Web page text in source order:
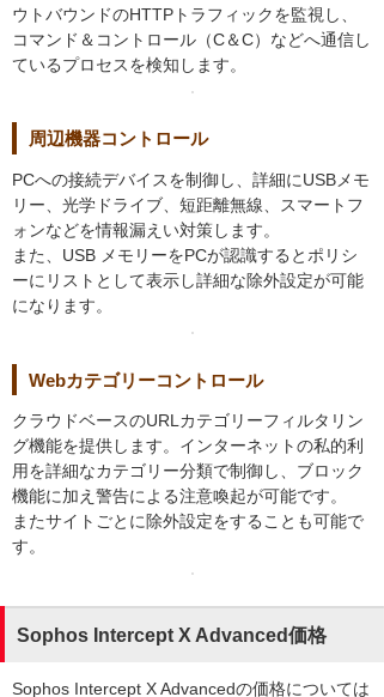
ウトバウンドのHTTPトラフィックを監視し、
コマンド＆コントロール（C＆C）などへ通信し
ているプロセスを検知します。
周辺機器コントロール
PCへの接続デバイスを制御し、詳細にUSBメモ
リー、光学ドライブ、短距離無線、スマートフ
ォンなどを情報漏えい対策します。
また、USB メモリーをPCが認識するとポリシ
ーにリストとして表示し詳細な除外設定が可能
になります。
Webカテゴリーコントロール
クラウドベースのURLカテゴリーフィルタリン
グ機能を提供します。インターネットの私的利
用を詳細なカテゴリー分類で制御し、ブロック
機能に加え警告による注意喚起が可能です。
またサイトごとに除外設定をすることも可能で
す。
Sophos Intercept X Advanced価格
Sophos Intercept X Advancedの価格については